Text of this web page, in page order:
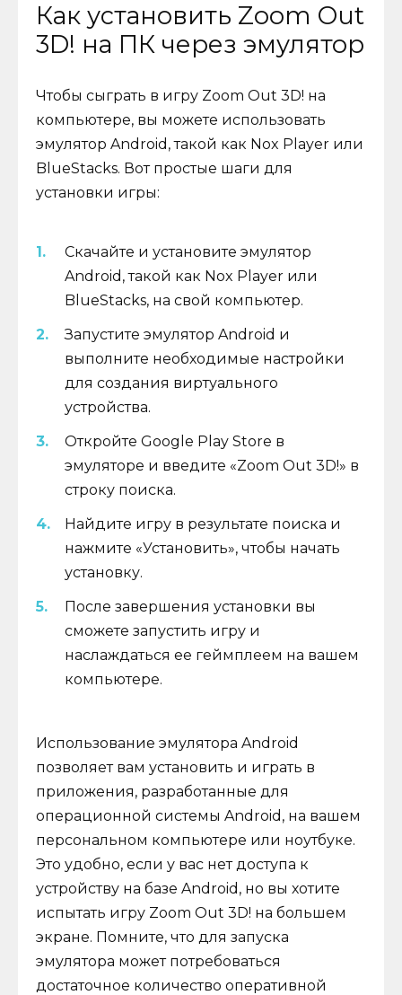
Как установить Zoom Out
3D! на ПК через эмулятор
Чтобы сыграть в игру Zoom Out 3D! на
компьютере, вы можете использовать
эмулятор Android, такой как Nox Player или
BlueStacks. Вот простые шаги для
установки игры:
Скачайте и установите эмулятор
Android, такой как Nox Player или
BlueStacks, на свой компьютер.
Запустите эмулятор Android и
выполните необходимые настройки
для создания виртуального
устройства.
Откройте Google Play Store в
эмуляторе и введите «Zoom Out 3D!» в
строку поиска.
Найдите игру в результате поиска и
нажмите «Установить», чтобы начать
установку.
После завершения установки вы
сможете запустить игру и
наслаждаться ее геймплеем на вашем
компьютере.
Использование эмулятора Android
позволяет вам установить и играть в
приложения, разработанные для
операционной системы Android, на вашем
персональном компьютере или ноутбуке.
Это удобно, если у вас нет доступа к
устройству на базе Android, но вы хотите
испытать игру Zoom Out 3D! на большем
экране. Помните, что для запуска
эмулятора может потребоваться
достаточное количество оперативной